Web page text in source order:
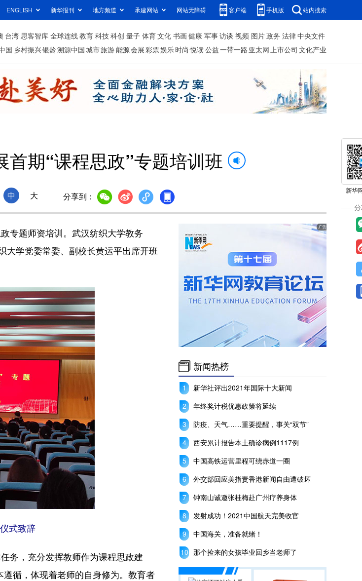
ENGLISH 新华报刊 地方频道 承建网站 网站无障碍 客户端 手机版 站内搜索
台湾 思客智库 全球连线教育 科技科创 量子 体育文化 书画健康 军事访谈 视频 图片政务 法律中央文件
国 乡村振兴银龄溯源中国城市旅游能源会展彩票娱乐时尚 悦读公益一带一路 亚太网上市公司 文化产业
首期“课程思政”专题培训班
中 大 分享到：
专题师资培训。武汉纺织大学教务
大学党委常委、副校长黄运平出席开班
式致辞
务，充分发挥教师作为课程思政建
遵循，体现着老师的自身修为。教育者
新闻热榜
新华社评出2021年国际十大新闻
年终奖计税优惠政策将延续
防疫、天气……重要提醒，事关“双节”
西安累计报告本土确诊病例1117例
中国高铁运营里程可绕赤道一圈
外交部回应美指责香港新闻自由遭破坏
钟南山诚邀张桂梅赴广州疗养身体
发射成功！2021中国航天完美收官
中国海关，准备就绪！
那个捡来的女孩毕业回乡当老师了